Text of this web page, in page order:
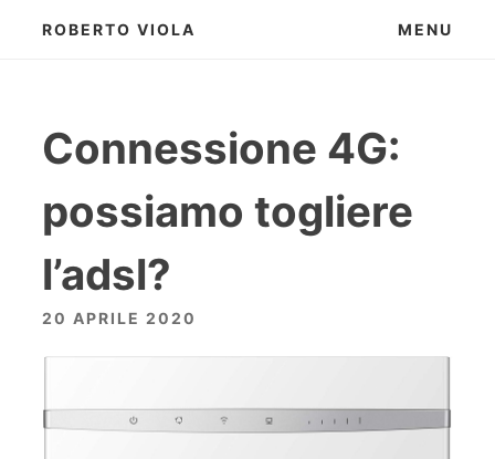
ROBERTO VIOLA MENU
Connessione 4G:
possiamo togliere
l’adsl?
20 APRILE 2020